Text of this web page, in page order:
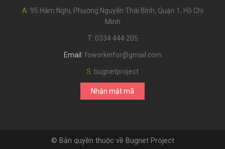
A: 95 Hàm Nghi, Phường Nguyễn Thái Bình, Quận 1, Hồ Chí
Minh
T: 0334 444 205
Email: foworkinfor@gmail.com
S: bugnetproject
Nhận mật mã
© Bản quyền thuộc về Bugnet Project